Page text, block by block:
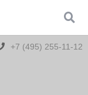
+7 (495) 255-11-12